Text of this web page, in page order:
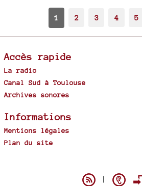
1 2 3 4 5
Accès rapide
La radio
Canal Sud à Toulouse
Archives sonores
Informations
Mentions légales
Plan du site
|